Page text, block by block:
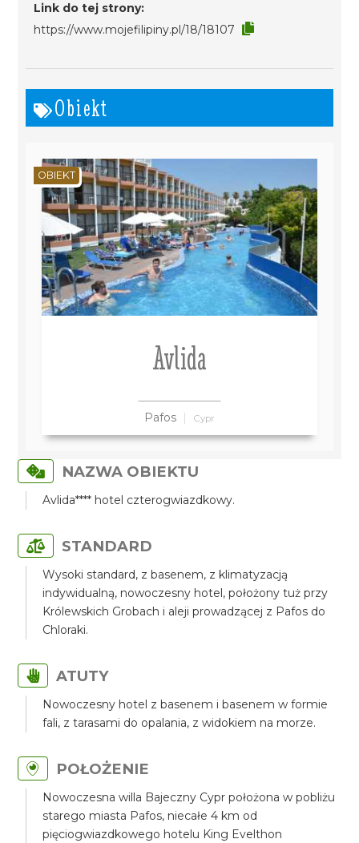
Link do tej strony:
https://www.mojefilipiny.pl/18/18107
Obiekt
Avlida
Pafos Cypr
OBIEKT
NAZWA OBIEKTU
Avlida**** hotel czterogwiazdkowy.
STANDARD
Wysoki standard, z basenem, z klimatyzacją
indywidualną, nowoczesny hotel, położony tuż przy
Królewskich Grobach i aleji prowadzącej z Pafos do
Chloraki.
ATUTY
Nowoczesny hotel z basenem i basenem w formie
fali, z tarasami do opalania, z widokiem na morze.
POŁOŻENIE
Nowoczesna willa Bajeczny Cypr położona w pobliżu
starego miasta Pafos, niecałe 4 km od
pięciogwiazdkowego hotelu King Evelthon